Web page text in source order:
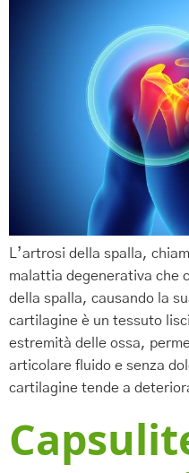
L’artrosi della spalla,
malattia degenerativa che
della spalla, causando la
cartilagine è un tessuto
estremità delle ossa,
articolare fluido e senza
cartilagine tende a